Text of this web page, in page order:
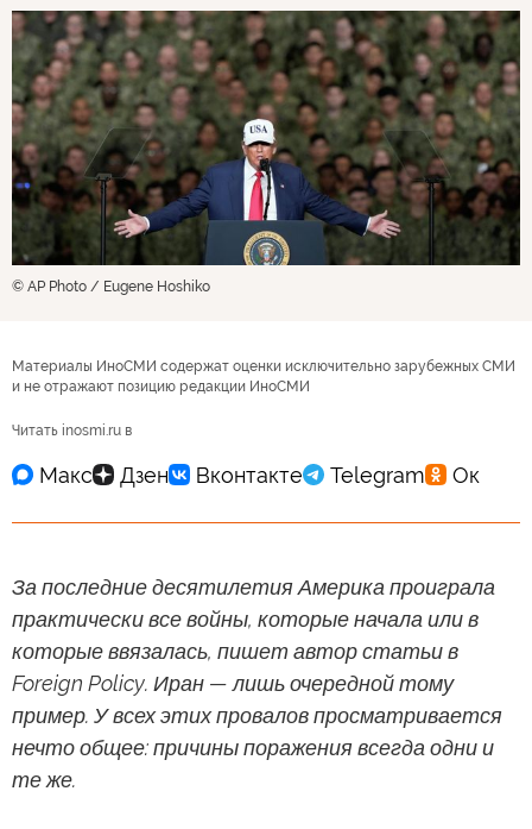
© AP Photo / Eugene Hoshiko
Материалы ИноСМИ содержат оценки исключительно зарубежных СМИ
и не отражают позицию редакции ИноСМИ
Читать inosmi.ru в
За последние десятилетия Америка проиграла
практически все войны, которые начала или в
которые ввязалась, пишет автор статьи в
Foreign Policy. Иран — лишь очередной тому
пример. У всех этих провалов просматривается
нечто общее: причины поражения всегда одни и
те же.